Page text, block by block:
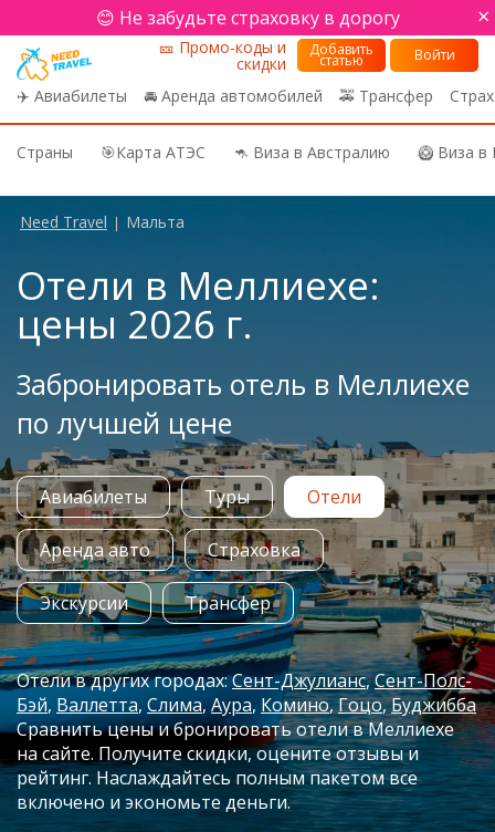
😊 Не забудьте страховку в дорогу ×
✈️ Авиабилеты 🚘 Аренда автомобилей 🚕 Трансфер
🎫 Промо-коды и
скидки
Добавить
статью Войти
Страны 🎯Карта АТЭС 🦘 Виза в Австралию 🥝 Виза
Need Travel | Мальта
Отели в Меллиехе:
цены 2026 г.
Забронировать отель в Меллиехе
по лучшей цене
Авиабилеты Туры Отели
Аренда авто Страховка
Экскурсии Трансфер
Отели в других городах:Сент-Джулианс Сент-Полс-
Бэй Валлетта Слима Аура Комино Гоцо Буджибба
Сравнить цены и бронировать отели в Меллиехе
на сайте. Получите скидки, оцените отзывы и
рейтинг. Наслаждайтесь полным пакетом все
включено и экономьте деньги.